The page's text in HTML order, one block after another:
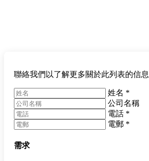
聯絡我們以了解更多關於此列表的信息
姓名 *
公司名稱
電話 *
電郵 *
需求